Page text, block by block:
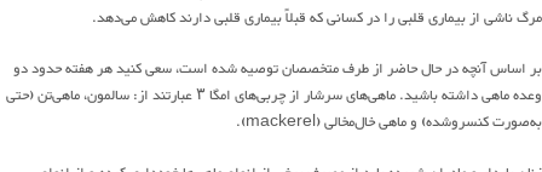
مرگ ناشی از بیماری قلبی را در کسانی که قبلاً بیماری قلبی دارند کاهش می‌دهد.
بر اساس آنچه در حال حاضر از طرف متخصصان توصیه شده است، سعی کنید هر هفته حدود دو
وعده ماهی داشته باشید. ماهی‌های سرشار از چربی‌های امگا ۳ عبارتند از: سالمون، ماهی‌تن (حتی
به‌صورت کنسروشده) و ماهی خال‌مخالی (mackerel).